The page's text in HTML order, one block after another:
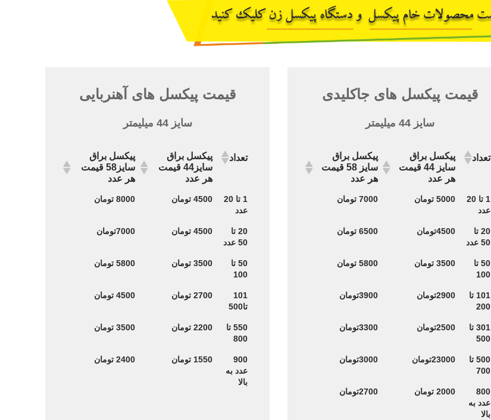
قیمت پیکسل های آهنربایی
سایز 44 میلیمتر
تعداد
پیکسل براق
سایز44 قیمت
هر عدد
پیکسل براق
سایز58 قیمت
هر عدد
تعداد
پیکسل براق
سایز44 قیمت
پیکسل براق
سایز58 قیمت
1 تا 20
عدد
4500 تومان 8000 تومان
20 تا
50 عدد
4500 تومان 7000تومان
50 تا
100
3500 تومان 5800 تومان
101
تا500
2700 تومان 4500 تومان
550 تا
800
2200 تومان 3500 تومان
900
عدد به
بالا
1550 تومان 2400 تومان
قیمت پیکسل های جاکلیدی
سایز 44 میلیمتر
تعداد
پیکسل براق
سایز 44 قیمت
هر عدد
پیکسل براق
سایز 58 قیمت
هر عدد
تعداد
پیکسل براق
سایز 44 قیمت
پیکسل براق
سایز 58 قیمت
1 تا 20
عدد
5000 تومان 7000 تومان
20 تا
50 عدد
4500تومان 6500 تومان
50 تا
100
3500 تومان 5800 تومان
101 تا
200
2900تومان 3900تومان
301 تا
500
2500تومان 3300تومان
500 تا
700
23000تومان 3000تومان
800
عدد به
بالا
2000 تومان 2700تومان